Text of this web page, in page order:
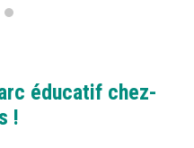
éducatif chez-
!